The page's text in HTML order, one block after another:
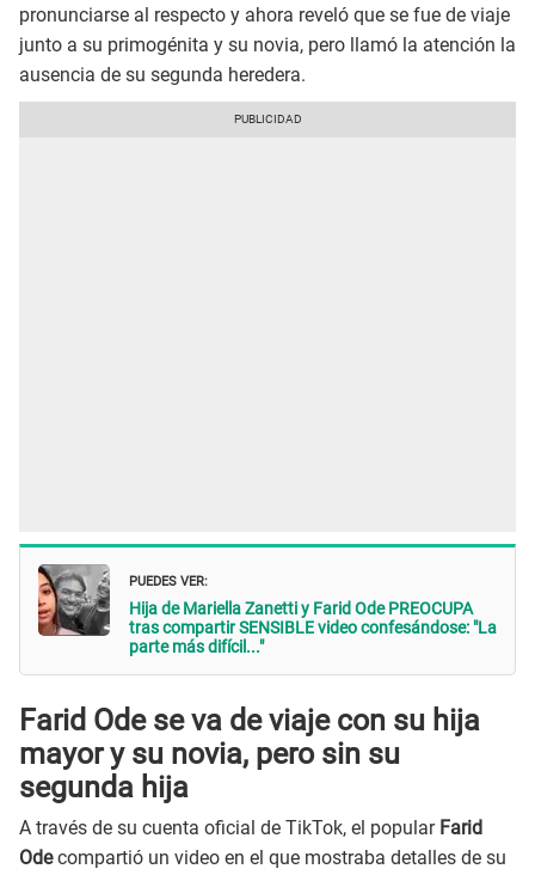
pronunciarse al respecto y ahora reveló que se fue de viaje
junto a su primogénita y su novia, pero llamó la atención la
ausencia de su segunda heredera.
PUEDES VER:
Hija de Mariella Zanetti y Farid Ode PREOCUPA
tras compartir SENSIBLE video confesándose: "La
parte más difícil..."
Farid Ode se va de viaje con su hija
mayor y su novia, pero sin su
segunda hija
A través de su cuenta oficial de TikTok, el popular Farid
Odecompartió un video en el que mostraba detalles de su